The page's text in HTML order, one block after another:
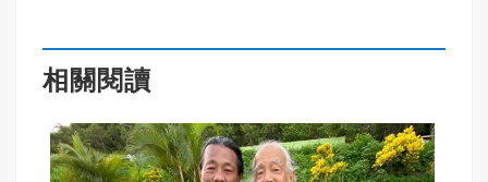
相關閱讀